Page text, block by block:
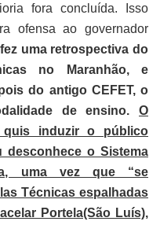
fora concluída. Isso
ofensa ao governador
uma retrospectiva do
no Maranhão, e
do antigo CEFET, o
de ensino. O
induzir o público
o Sistema
uma vez que “se
Técnicas espalhadas
Portela(São Luís),